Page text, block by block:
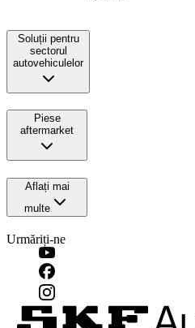
Soluții pentru
sectorul
autovehiculelor
Piese
aftermarket
Aflați mai
multe
Urmăriți-ne